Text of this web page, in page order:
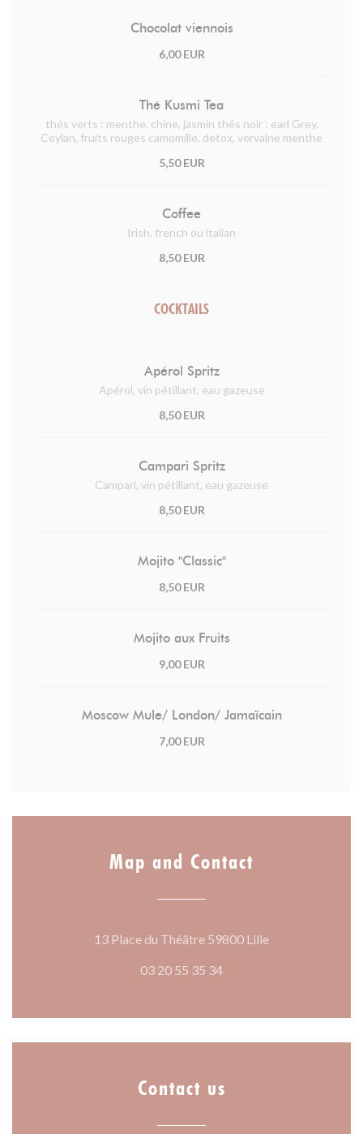
Chocolat viennois
6,00 EUR
Thé Kusmi Tea
thés verts : menthe, chine, jasmin thés noir : earl Grey,
Ceylan, fruits rouges camomille, detox, vervaine menthe
5,50 EUR
Coffee
Irish, french ou italian
8,50 EUR
COCKTAILS
Apérol Spritz
Apérol, vin pétillant, eau gazeuse
8,50 EUR
Campari Spritz
Campari, vin pétillant, eau gazeuse
8,50 EUR
Mojito "Classic"
8,50 EUR
Mojito aux Fruits
9,00 EUR
Moscow Mule/ London/ Jamaïcain
7,00 EUR
Map and Contact
13 Place du Théâtre 59800 Lille((opens in a new
03 20 55 35 34
Contact us